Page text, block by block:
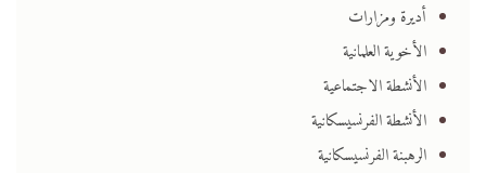
أديرة ومزارات
الأخوية العلمانية
الأنشطة الاجتماعية
الأنشطة الفرنسيسكانية
الرهبنة الفرنسيسكانية